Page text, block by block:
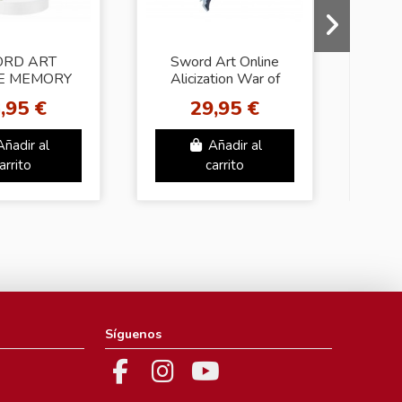
ART
MEMORY
€
al
Sword Art Online
Alicization War of
ESPRESTO est -
Dressy and motions -
The...
29,95 €
Añadir al
carrito
Síguenos